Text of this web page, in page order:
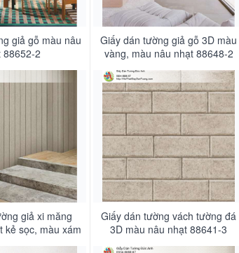
giả gỗ màu nâu
88652-2
Giấy dán tường giả gỗ 3D màu
vàng, màu nâu nhạt 88648-2
giả xi măng
kẻ sọc, màu xám
Giấy dán tường vách tường đá
3D màu nâu nhạt 88641-3